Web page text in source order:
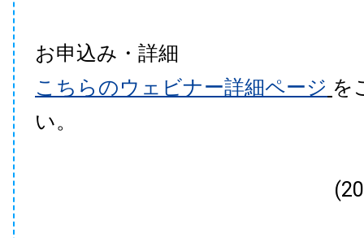
お申込み・詳細
こちらのウェビナー詳細ページ を
い。